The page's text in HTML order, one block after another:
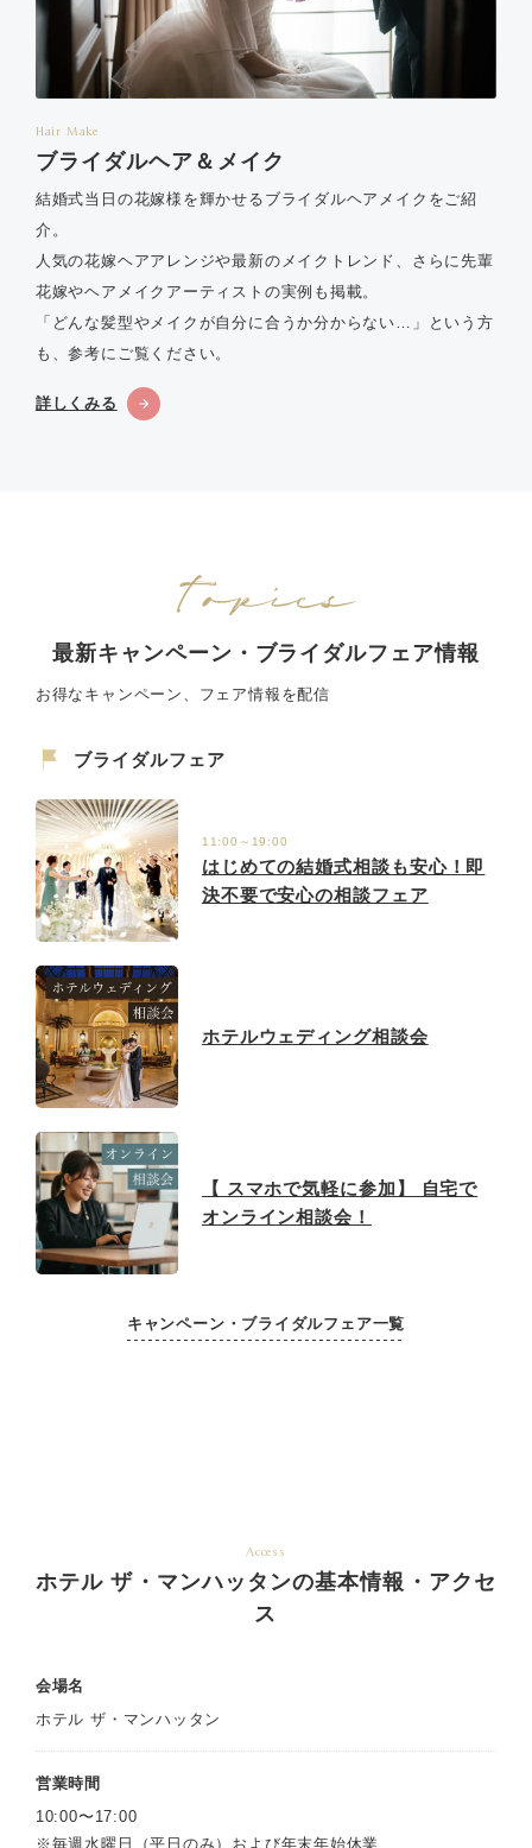
Hair Make
ブライダルヘア＆メイク
結婚式当日の花嫁様を輝かせるブライダルヘアメイクをご紹
介。
人気の花嫁ヘアアレンジや最新のメイクトレンド、さらに先輩
花嫁やヘアメイクアーティストの実例も掲載。
「どんな髪型やメイクが自分に合うか分からない…」という方
も、参考にご覧ください。
詳しくみる
最新キャンペーン・ブライダルフェア情報
お得なキャンペーン、フェア情報を配信
ブライダルフェア
11:00～19:00
はじめての結婚式相談も安心！即
決不要で安心の相談フェア
ホテルウェディング相談会
【 スマホで気軽に参加】 自宅で
オンライン相談会！
キャンペーン・ブライダルフェア一覧
Access
ホテル ザ・マンハッタンの基本情報・アクセ
ス
会場名
ホテル ザ・マンハッタン
営業時間
10:00〜17:00
※毎週水曜日（平日のみ）および年末年始休業